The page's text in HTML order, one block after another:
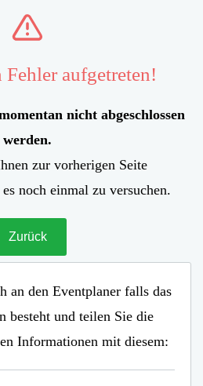
aufgetreten!
nicht abgeschlossen
werden.
zur vorherigen Seite
noch einmal zu versuchen.
Zurück
an den Eventplaner falls das
besteht und teilen Sie die
Informationen mit diesem: